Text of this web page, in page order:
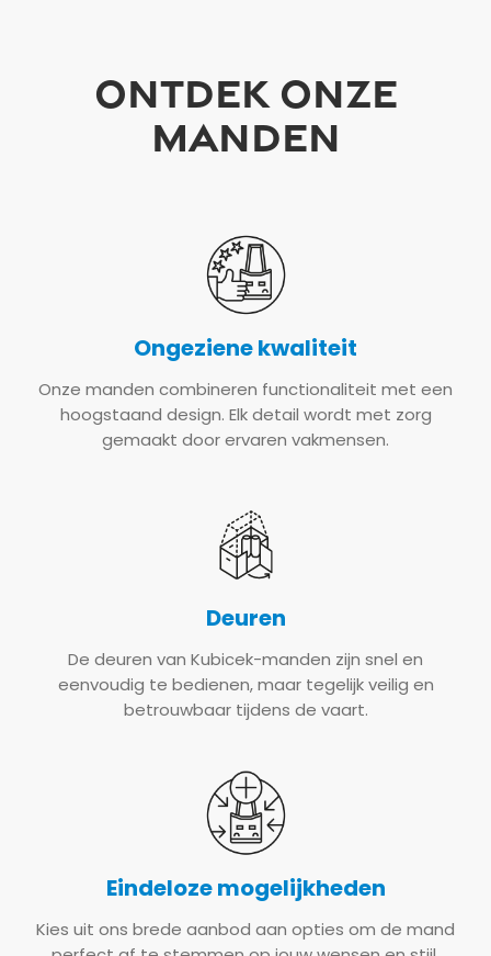
ONTDEK ONZE
MANDEN
Ongeziene kwaliteit
Onze manden combineren functionaliteit met een
hoogstaand design. Elk detail wordt met zorg
gemaakt door ervaren vakmensen.
Deuren
De deuren van Kubicek-manden zijn snel en
eenvoudig te bedienen, maar tegelijk veilig en
betrouwbaar tijdens de vaart.
Eindeloze mogelijkheden
Kies uit ons brede aanbod aan opties om de mand